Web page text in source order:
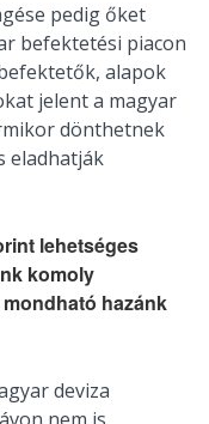
pedig őket
befektetési piacon
alapok
jelent a magyar
dönthetnek
eladhatják
lehetséges
komoly
hazánk
deviza